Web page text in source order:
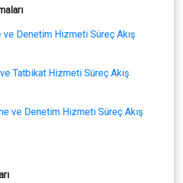
ve Denetim Hizmeti Süreç Akış
Tatbikat Hizmeti Süreç Akış
ve Denetim Hizmeti Süreç Akış